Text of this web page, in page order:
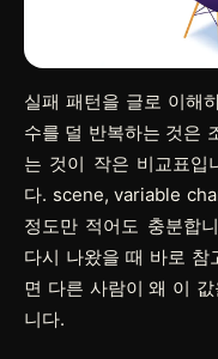
실패 패턴을 글로 이해
수를 덜 반복하는 것은
는 것이 작은 비교표입
다. scene, variable
정도만 적어도 충분합
다시 나왔을 때 바로 참
면 다른 사람이 왜 이
니다.